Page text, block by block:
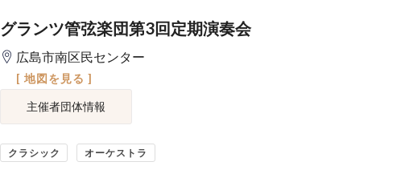
グランツ管弦楽団第3回定期演奏会
広島市南区民センター
[ 地図を見る ]
主催者団体情報
クラシック オーケストラ